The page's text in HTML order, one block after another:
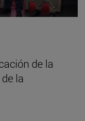
de la
la